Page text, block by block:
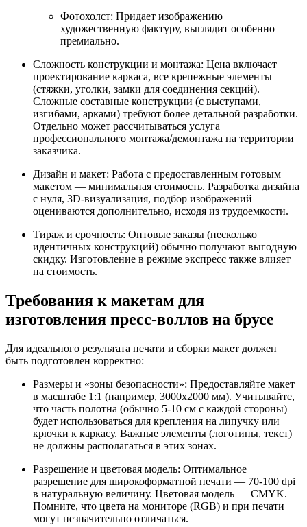
Фотохолст: Придает изображению
художественную фактуру, выглядит особенно
премиально.
Сложность конструкции и монтажа: Цена включает
проектирование каркаса, все крепежные элементы
(стяжки, уголки, замки для соединения секций).
Сложные составные конструкции (с выступами,
изгибами, арками) требуют более детальной разработки.
Отдельно может рассчитываться услуга
профессионального монтажа/демонтажа на территории
заказчика.
Дизайн и макет: Работа с предоставленным готовым
макетом — минимальная стоимость. Разработка дизайна
с нуля, 3D-визуализация, подбор изображений —
оцениваются дополнительно, исходя из трудоемкости.
Тираж и срочность: Оптовые заказы (несколько
идентичных конструкций) обычно получают выгодную
скидку. Изготовление в режиме экспресс также влияет
на стоимость.
Требования к макетам для
изготовления пресс-воллов на брусе
Для идеального результата печати и сборки макет должен
быть подготовлен корректно:
Размеры и «зоны безопасности»: Предоставляйте макет
в масштабе 1:1 (например, 3000x2000 мм). Учитывайте,
что часть полотна (обычно 5-10 см с каждой стороны)
будет использоваться для крепления на липучку или
крючки к каркасу. Важные элементы (логотипы, текст)
не должны располагаться в этих зонах.
Разрешение и цветовая модель: Оптимальное
разрешение для широкоформатной печати — 70-100 dpi
в натуральную величину. Цветовая модель — CMYK.
Помните, что цвета на мониторе (RGB) и при печати
могут незначительно отличаться.